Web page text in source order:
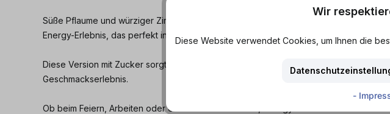
Süße Pflaume und würziger Zimt verschmelzen zu einem vollmundigen, festlichen
Energy-Erlebnis, das perfekt in die kalte Jahreszeit passt.
Diese Version mit Zucker sorgt für den typischen Gönrgy-Kick und ein noch runderes
Geschmackserlebnis.
Ob beim Feiern, Arbeiten oder einfach zum Genießen, Gönrgy Pflaume Zimt liefert
Wir
Diese Website verwendet Cookies, um Ihnen die
-